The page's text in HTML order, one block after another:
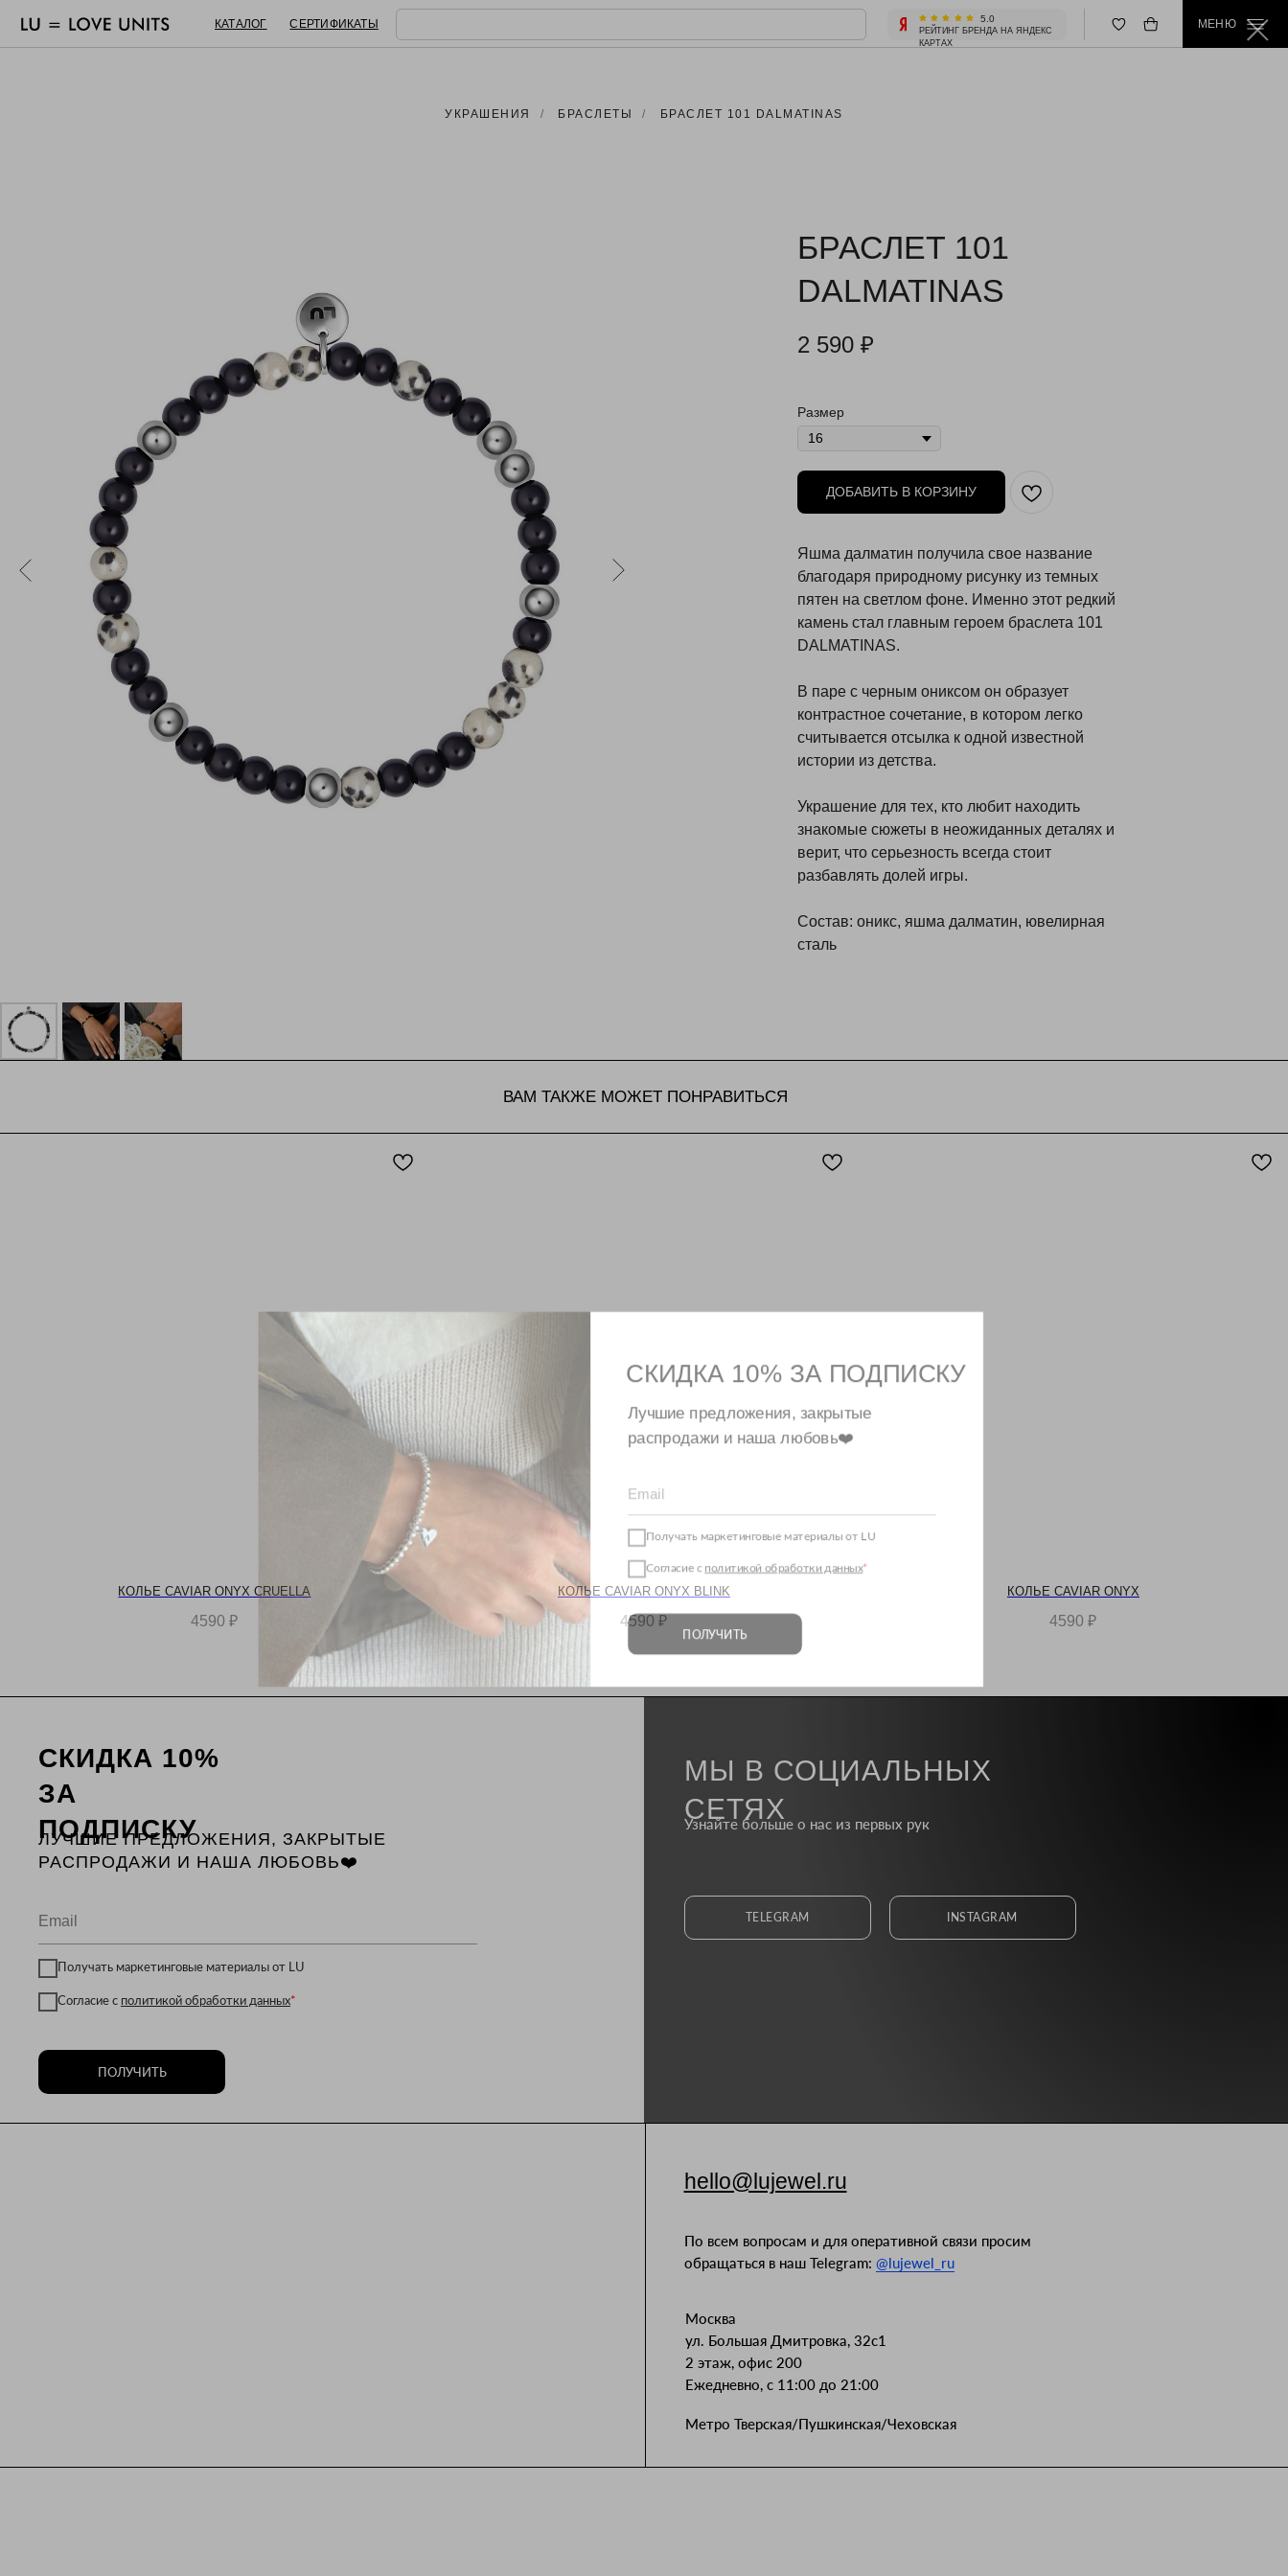
КАТАЛОГ СЕРТИФИКАТЫ
РЕЙТИНГ БРЕНДА НА ЯНДЕКС
КАРТАХ
УКРАШЕНИЯ / БРАСЛЕТЫ / БРАСЛЕТ 101 DALMATINAS
БРАСЛЕТ 101
DALMATINAS
2 590 ₽
Размер
ДОБАВИТЬ В КОРЗИНУ
Яшма далматин получила свое название
благодаря природному рисунку из темных
пятен на светлом фоне. Именно этот редкий
камень стал главным героем браслета 101
DALMATINAS.
В паре с черным ониксом он образует
контрастное сочетание, в котором легко
считывается отсылка к одной известной
истории из детства.
Украшение для тех, кто любит находить
знакомые сюжеты в неожиданных деталях и
верит, что серьезность всегда стоит
разбавлять долей игры.
Состав: оникс, яшма далматин, ювелирная
сталь
ВАМ ТАКЖЕ МОЖЕТ ПОНРАВИТЬСЯ
КОЛЬЕ CAVIAR ONYX CRUELLA
4590 ₽
КОЛЬЕ CAVIAR ONYX BLINK
4590 ₽
КОЛЬЕ CAVIAR ONYX
4590 ₽
СКИДКА 10%
ЗА
ПОДПИСКУ
Получать маркетинговые материалы от LU
Согласие с политикой обработки данных*
ПОЛУЧИТЬ
МЫ В СОЦИАЛЬНЫХ
СЕТЯХ
Узнайте больше о нас из первых рук
TELEGRAM INSTAGRAM
ЛУЧШИЕ ПРЕДЛОЖЕНИЯ, ЗАКРЫТЫЕ
РАСПРОДАЖИ И НАША ЛЮБОВЬ❤️
По всем вопросам и для оперативной связи просим
обращаться в наш Telegram: @lujewel_ru
Москва
ул. Большая Дмитровка, 32с1
2 этаж, офис 200
Ежедневно, с 11:00 до 21:00
hello@lujewel.ru
Метро Тверская/Пушкинская/Чеховская
распродажи и наша любовь❤️
Согласие сполитикой обработки данных*
ПОЛУЧИТЬ